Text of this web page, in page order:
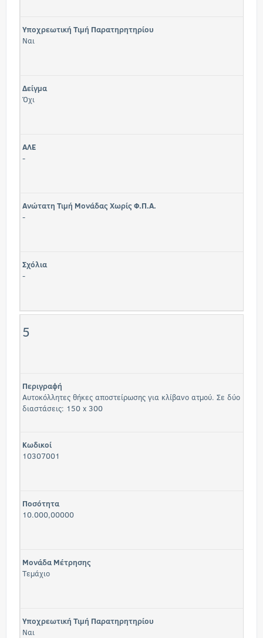
Υποχρεωτική Τιμή Παρατηρητηρίου
Ναι
Δείγμα
Όχι
ΑΛΕ
-
Ανώτατη Τιμή Μονάδας Χωρίς Φ.Π.Α.
-
Σχόλια
-
5
Περιγραφή
Αυτοκόλλητες θήκες αποστείρωσης για κλίβανο ατμού. Σε δύο
διαστάσεις: 150 x 300
Κωδικοί
10307001
Ποσότητα
10.000,00000
Μονάδα Μέτρησης
Τεμάχιο
Υποχρεωτική Τιμή Παρατηρητηρίου
Ναι